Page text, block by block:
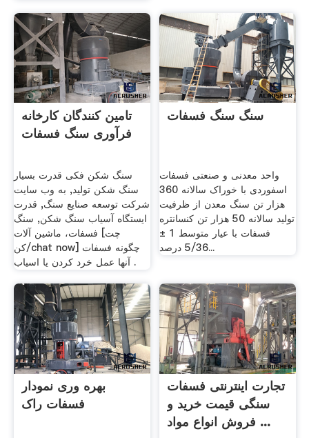
تامین کنندگان کارخانه
فرآوری سنگ فسفات
سنگ شکن فکی قدرت بسیار
سنگ شکن تولید, به وب سایت
شرکت توسعه صنایع سنگ, قدرت
ایستگاه آسیاب سنگ شکن, سنگ
فسفات، ماشین آلات [چت
کن/chat now] چگونه فسفات
آنها عمل خرد کردن یا اسیاب .
سنگ سنگ فسفات
واحد معدنی و صنعتی فسفات
اسفوردی با خوراک سالانه 360
هزار تن سنگ معدن از ظرفیت
تولید سالانه 50 هزار تن کنسانتره
فسفات با عیار متوسط 1 ±
5/36 درصد...
بهره وری نمودار
فسفات راک
تجارت اینترنتی فسفات
سنگی قیمت خرید و
فروش انواع مواد ...